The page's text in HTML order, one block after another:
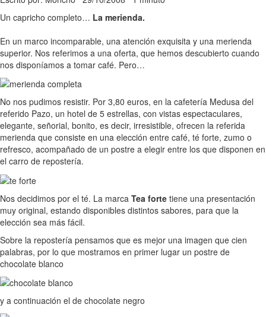
Un capricho completo… La merienda.
En un marco incomparable, una atención exquisita y una merienda
superior. Nos referimos a una oferta, que hemos descubierto cuando
nos disponíamos a tomar café. Pero…
No nos pudimos resistir. Por 3,80 euros, en la cafetería Medusa del
referido Pazo, un hotel de 5 estrellas, con vistas espectaculares,
elegante, señorial, bonito, es decir, irresistible, ofrecen la referida
merienda que consiste en una elección entre café, té forte, zumo o
refresco, acompañado de un postre a elegir entre los que disponen en
el carro de repostería.
Nos decidimos por el té. La marca Tea forte tiene una presentación
muy original, estando disponibles distintos sabores, para que la
elección sea más fácil.
Sobre la repostería pensamos que es mejor una imagen que cien
palabras, por lo que mostramos en primer lugar un postre de
chocolate blanco
y a continuación el de chocolate negro